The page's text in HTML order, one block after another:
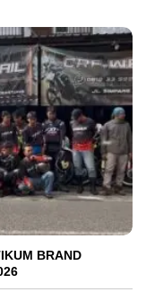
BRAND